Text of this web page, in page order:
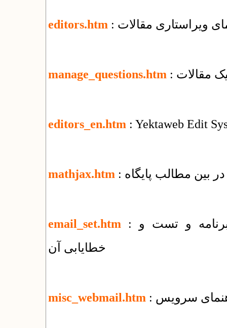
editors.htm ویراستاری مقالات
manage_questions.htm مقالات
editors_en.htm : Yektaweb Edit
mathjax.htm بین مطالب پایگاه
email_set.htm : راهنمای روش های ارسال ایمیل توسط برنامه و تست و
خطایابی آن
misc_webmail.htm